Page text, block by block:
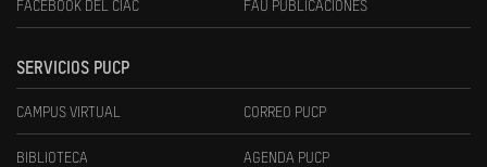
FACEBOOK DEL CIAC FAU PUBLICACIONES
SERVICIOS PUCP
CAMPUS VIRTUAL CORREO PUCP
BIBLIOTECA AGENDA PUCP